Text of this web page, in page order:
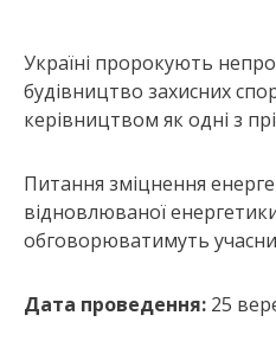
Україні пророкують
будівництво захисних
керівництвом як одні з
Питання зміцнення
відновлюваної
обговорюватимуть
Дата проведення: 25